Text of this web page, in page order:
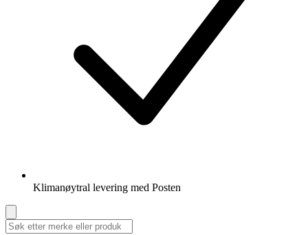
Klimanøytral levering med Posten